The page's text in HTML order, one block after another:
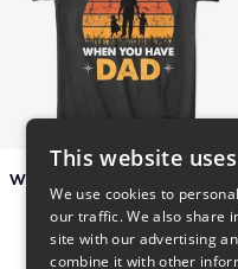
This website
We use cookies to
our traffic. We also share
site with our advertising
combine it with other